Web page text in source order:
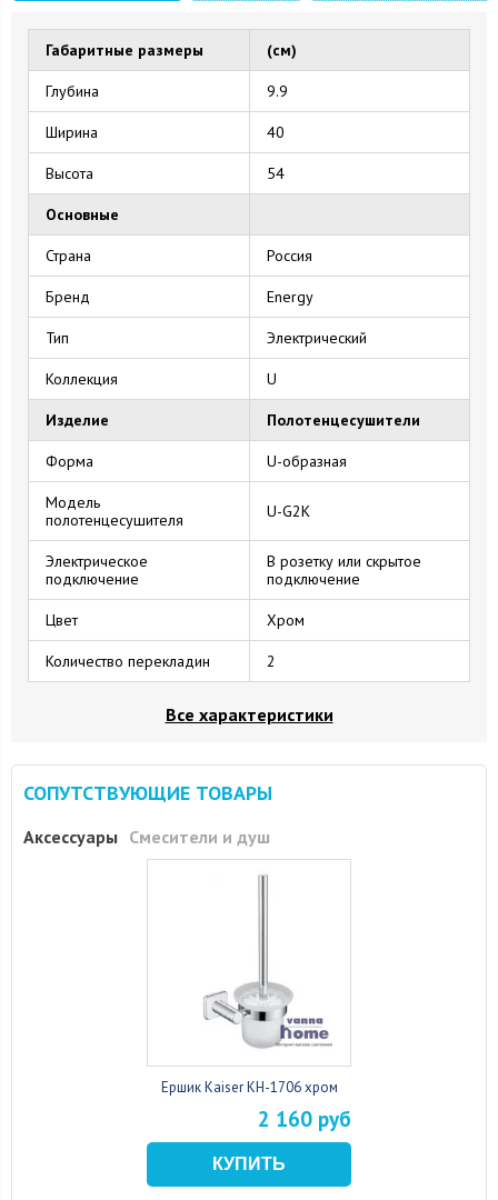
Габаритные размеры (см)
Глубина 9.9
Ширина 40
Высота 54
Основные
Страна Россия
Бренд Energy
Тип Электрический
Коллекция U
Изделие Полотенцесушители
Форма U-образная
Модель
полотенцесушителя
U-G2K
Электрическое
подключение
В розетку или скрытое
подключение
Цвет Хром
Количество перекладин 2
Все характеристики
СОПУТСТВУЮЩИЕ ТОВАРЫ
Аксессуары Смесители и душ
Ершик Kaiser KH-1706 хром
2 160 руб